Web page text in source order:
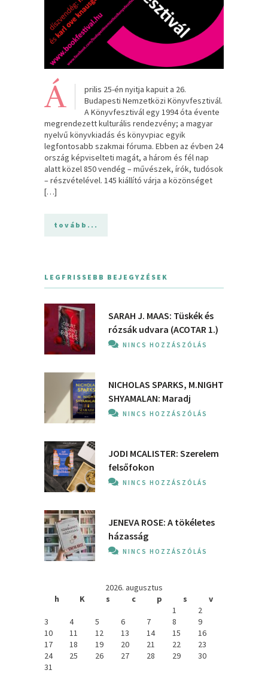
Á
prilis 25-én nyitja kapuit a 26.
Budapesti Nemzetközi Könyvfesztivál.
A Könyvfesztivál egy 1994 óta évente
megrendezett kulturális rendezvény; a magyar
nyelvű könyvkiadás és könyvpiac egyik
legfontosabb szakmai fóruma. Ebben az évben 24
ország képviselteti magát, a három és fél nap
alatt közel 850 vendég – művészek, írók, tudósok
– részvételével. 145 kiállító várja a közönséget
[…]
tovább...
LEGFRISSEBB BEJEGYZÉSEK
SARAH J. MAAS: Tüskék és
rózsák udvara (ACOTAR 1.)
NINCS HOZZÁSZÓLÁS
NICHOLAS SPARKS, M.NIGHT
SHYAMALAN: Maradj
NINCS HOZZÁSZÓLÁS
JODI MCALISTER: Szerelem
felsőfokon
NINCS HOZZÁSZÓLÁS
JENEVA ROSE: A ​tökéletes
házasság
NINCS HOZZÁSZÓLÁS
2026. augusztus
h
K s c p s
v
1
2
3
4 5 6 7 8
9
10
11 12 13 14 15
16
17
18 19 20 21 22
23
24
25 26 27 28 29
30
31